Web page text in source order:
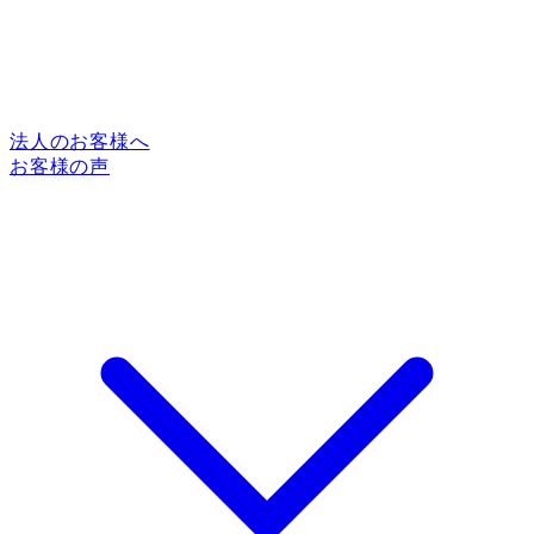
法人のお客様へ
お客様の声